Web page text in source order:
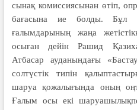
сынақ комиссиясынан өтіп,
бағасына ие болды. Бұл
ғалымдарының жаңа
осыған дейін Рашид
Атбасар ауданындағы
солтүстік типін
шаруа қожалығында оның
Ғалым осы екі